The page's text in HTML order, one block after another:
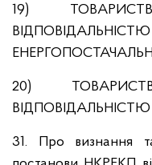
19)
20)
ВІДПОВІДАЛЬНІСТЮ
31. Про визнання